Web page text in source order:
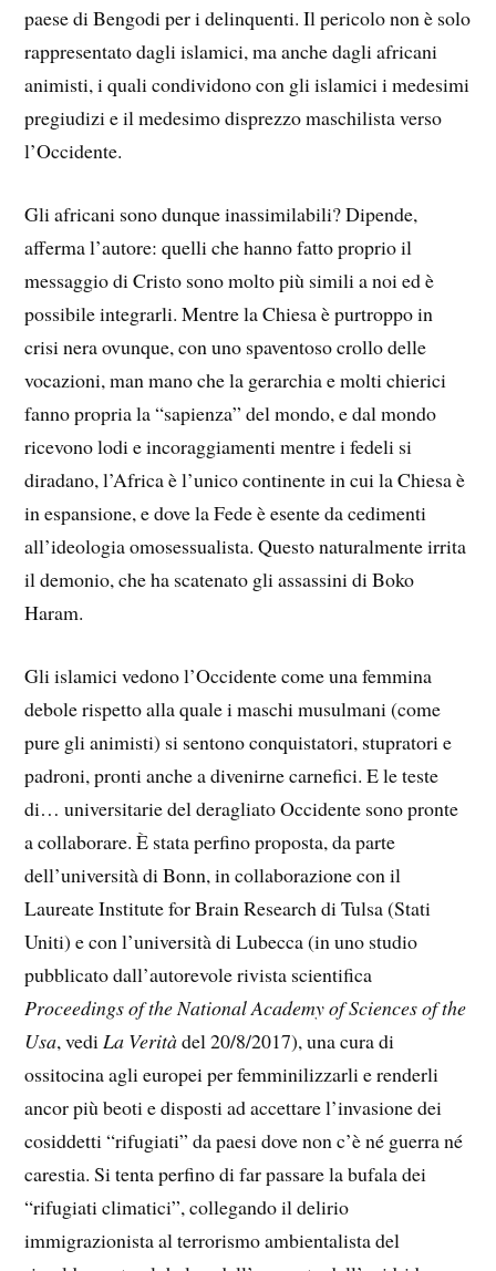
paese di Bengodi per i delinquenti. Il pericolo non è solo
rappresentato dagli islamici, ma anche dagli africani
animisti, i quali condividono con gli islamici i medesimi
pregiudizi e il medesimo disprezzo maschilista verso
l’Occidente.
Gli africani sono dunque inassimilabili? Dipende,
afferma l’autore: quelli che hanno fatto proprio il
messaggio di Cristo sono molto più simili a noi ed è
possibile integrarli. Mentre la Chiesa è purtroppo in
crisi nera ovunque, con uno spaventoso crollo delle
vocazioni, man mano che la gerarchia e molti chierici
fanno propria la “sapienza” del mondo, e dal mondo
ricevono lodi e incoraggiamenti mentre i fedeli si
diradano, l’Africa è l’unico continente in cui la Chiesa è
in espansione, e dove la Fede è esente da cedimenti
all’ideologia omosessualista. Questo naturalmente irrita
il demonio, che ha scatenato gli assassini di Boko
Haram.
Gli islamici vedono l’Occidente come una femmina
debole rispetto alla quale i maschi musulmani (come
pure gli animisti) si sentono conquistatori, stupratori e
padroni, pronti anche a divenirne carnefici. E le teste
di… universitarie del deragliato Occidente sono pronte
a collaborare. È stata perfino proposta, da parte
dell’università di Bonn, in collaborazione con il
Laureate Institute for Brain Research di Tulsa (Stati
Uniti) e con l’università di Lubecca (in uno studio
pubblicato dall’autorevole rivista scientifica
Proceedings of the National Academy of Sciences of the
Usa, vedi La Veritàdel 20/8/2017), una cura di
ossitocina agli europei per femminilizzarli e renderli
ancor più beoti e disposti ad accettare l’invasione dei
cosiddetti “rifugiati” da paesi dove non c’è né guerra né
carestia. Si tenta perfino di far passare la bufala dei
“rifugiati climatici”, collegando il delirio
immigrazionista al terrorismo ambientalista del